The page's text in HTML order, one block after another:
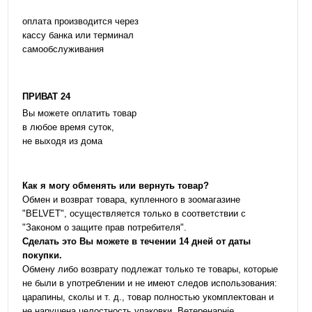
оплата производится через
кассу банка или терминал
самообслуживания
ПРИВАТ 24
Вы можете оплатить товар
в любое время суток,
не выходя из дома
Как я могу обменять или вернуть товар?
Обмен и возврат товара, купленного в зоомагазине
"BELVET", осуществляется только в соответствии с
"Законом о защите прав потребителя".
Сделать это Вы можете в течении 14 дней от даты
покупки.
Обмену либо возврату подлежат только те товары, которые
не были в употреблении и не имеют следов использования:
царапины, сколы и т. д., товар полностью укомплектован и